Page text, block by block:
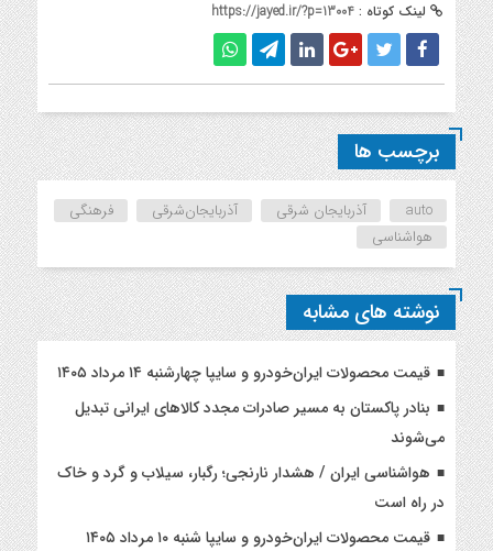
لینک کوتاه : https://jayed.ir/?p=13004
برچسب ها
auto آذربایجان شرقی آذربایجان‌شرقی
فرهنگی
هواشناسی
نوشته های مشابه
قیمت محصولات ایران‌خودرو و سایپا چهارشنبه ۱۴ مرداد ۱۴۰۵
بنادر پاکستان به مسیر صادرات مجدد کالاهای ایرانی تبدیل
می‌شوند
هواشناسی ایران / هشدار نارنجی؛ رگبار، سیلاب و گرد و خاک
در راه است
قیمت محصولات ایران‌خودرو و سایپا شنبه ۱۰ مرداد ۱۴۰۵